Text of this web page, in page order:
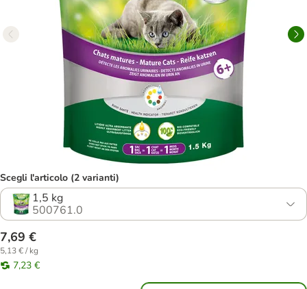
Scegli l'articolo (2 varianti)
1,5 kg
500761.0
7,69 €
5,13 € / kg
7,23 €